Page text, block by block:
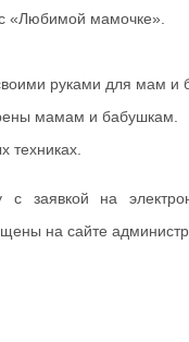
«Любимой мамочке».
руками для мам и
мамам и бабушкам.
техниках.
с заявкой на
на сайте